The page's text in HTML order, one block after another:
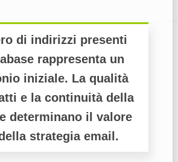
di indirizzi presenti
rappresenta un
iniziale. La qualità
e la continuità della
determinano il valore
strategia email.